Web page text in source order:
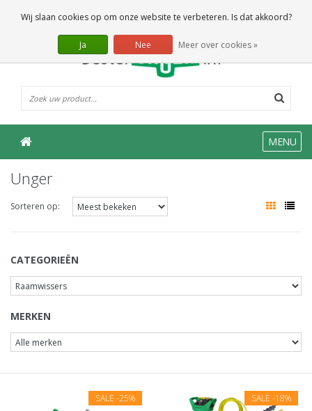
0 Artikelen
MENU
Unger
Sorteren op:
CATEGORIEËN
MERKEN
SALE -25% SALE -18%
Wij slaan cookies op om onze website te verbeteren. Is dat akkoord?
Ja Nee Meer over cookies »